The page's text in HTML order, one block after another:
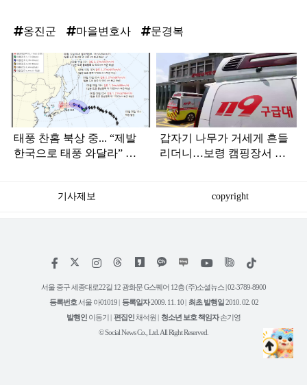
옹진군 마을변호사 문경복
탑
라
인
태풍 찬홈 북상 중... “제발
한국으로 태풍 와달라” 말
갑자기 나무가 거세게 흔들
리더니…보령 캠핑장서 일
기사제보 copyright
페
스
북
인
타
그
램
위
트
리
유
튜
틱
서울 중구 세종대로22길 12 광화문 G스퀘어 12층 (주)소셜뉴스 | 02-3789-8900
등록번호 서울 아01019 | 등록일자2009. 11. 10 | 최초 발행일2010. 02. 02
발행인 이동기 | 편집인채석원 | 청소년 보호 책임자손기영
© Social News Co., Ltd. All Right Reserved.